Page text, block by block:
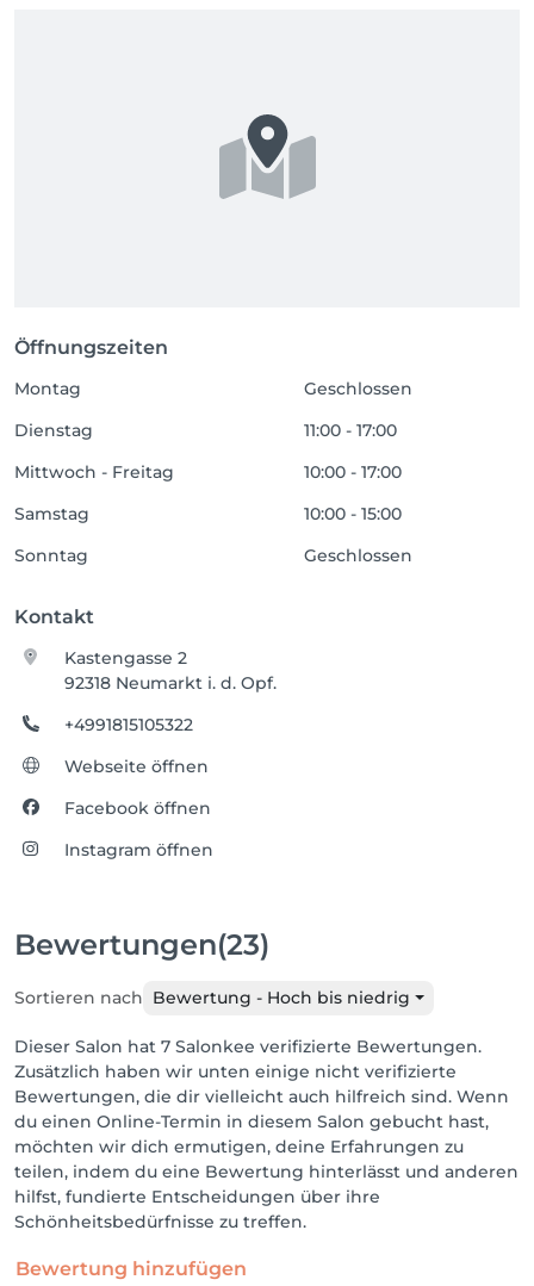
Öffnungszeiten
Montag
Geschlossen
Dienstag
11:00 - 17:00
Mittwoch - Freitag
10:00 - 17:00
Samstag
10:00 - 15:00
Sonntag
Geschlossen
Kontakt
Kastengasse 2
92318 Neumarkt i. d. Opf.
+4991815105322
Webseite öffnen
Facebook öffnen
Instagram öffnen
Bewertungen(23)
Sortieren nach Bewertung - Hoch bis niedrig
Dieser Salon hat 7 Salonkee verifizierte Bewertungen.
Zusätzlich haben wir unten einige nicht verifizierte
Bewertungen, die dir vielleicht auch hilfreich sind. Wenn
du einen Online-Termin in diesem Salon gebucht hast,
möchten wir dich ermutigen, deine Erfahrungen zu
teilen, indem du eine Bewertung hinterlässt und anderen
hilfst, fundierte Entscheidungen über ihre
Schönheitsbedürfnisse zu treffen.
Bewertung hinzufügen